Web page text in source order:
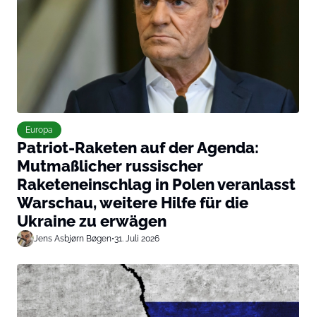
Europa
Patriot-Raketen auf der Agenda:
Mutmaßlicher russischer
Raketeneinschlag in Polen veranlasst
Warschau, weitere Hilfe für die
Ukraine zu erwägen
Jens Asbjørn Bøgen•31. Juli 2026